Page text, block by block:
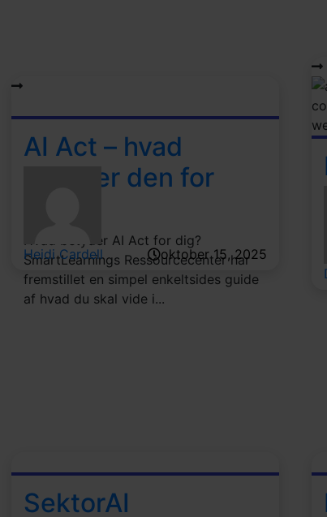
AI Act – hvad
betyder den for
Hvad betyder AI Act for dig?
SmartLearnings Ressourcecenter har
fremstillet en simpel enkeltsides guide
af hvad du skal vide i...
Heidi Cardell oktober 15, 2025
SektorAI